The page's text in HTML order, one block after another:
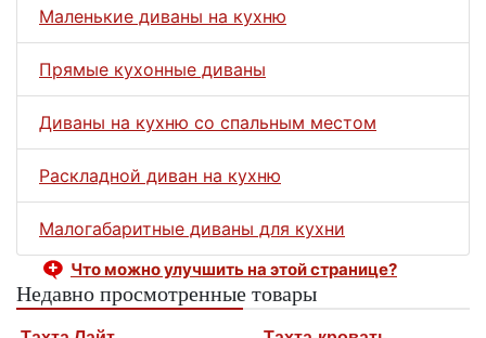
Маленькие диваны на кухню
Прямые кухонные диваны
Диваны на кухню со спальным местом
Раскладной диван на кухню
Малогабаритные диваны для кухни
Что можно улучшить на этой странице?
Недавно просмотренные товары